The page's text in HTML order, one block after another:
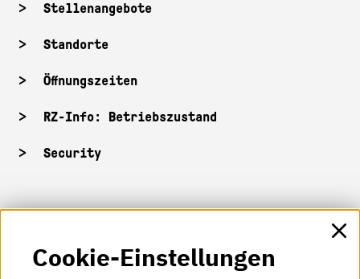
Stellenangebote
Standorte
Öffnungszeiten
RZ-Info: Betriebszustand
Security
HKA-Shop
HKA-Videos
Cookie-Einstellungen